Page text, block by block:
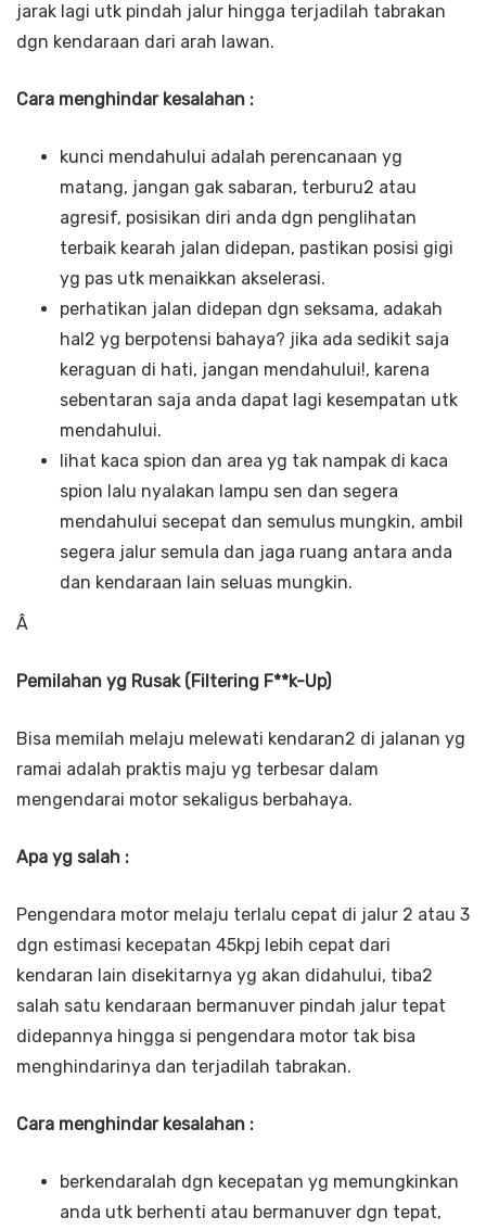
jarak lagi utk pindah jalur hingga terjadilah tabrakan
dgn kendaraan dari arah lawan.
Cara menghindar kesalahan :
kunci mendahului adalah perencanaan yg
matang, jangan gak sabaran, terburu2 atau
agresif, posisikan diri anda dgn penglihatan
terbaik kearah jalan didepan, pastikan posisi gigi
yg pas utk menaikkan akselerasi.
perhatikan jalan didepan dgn seksama, adakah
hal2 yg berpotensi bahaya? jika ada sedikit saja
keraguan di hati, jangan mendahului!, karena
sebentaran saja anda dapat lagi kesempatan utk
mendahului.
lihat kaca spion dan area yg tak nampak di kaca
spion lalu nyalakan lampu sen dan segera
mendahului secepat dan semulus mungkin, ambil
segera jalur semula dan jaga ruang antara anda
dan kendaraan lain seluas mungkin.
Â
Pemilahan yg Rusak (Filtering F**k-Up)
Bisa memilah melaju melewati kendaran2 di jalanan yg
ramai adalah praktis maju yg terbesar dalam
mengendarai motor sekaligus berbahaya.
Apa yg salah :
Pengendara motor melaju terlalu cepat di jalur 2 atau 3
dgn estimasi kecepatan 45kpj lebih cepat dari
kendaran lain disekitarnya yg akan didahului, tiba2
salah satu kendaraan bermanuver pindah jalur tepat
didepannya hingga si pengendara motor tak bisa
menghindarinya dan terjadilah tabrakan.
Cara menghindar kesalahan :
berkendaralah dgn kecepatan yg memungkinkan
anda utk berhenti atau bermanuver dgn tepat,